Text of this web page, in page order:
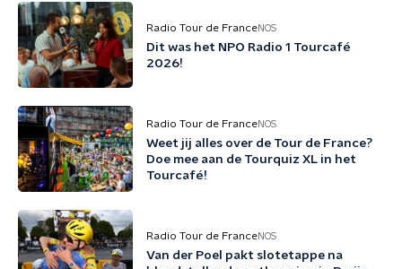
Radio Tour de FranceNOS
Dit was het NPO Radio 1 Tourcafé
2026!
Radio Tour de FranceNOS
Weet jij alles over de Tour de France?
Doe mee aan de Tourquiz XL in het
Tourcafé!
Radio Tour de FranceNOS
Van der Poel pakt slotetappe na